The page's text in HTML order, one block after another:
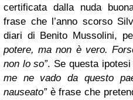
certificata dalla nuda
frase che l’anno scorso
diari di Benito Mussolini,
potere, ma non è vero.
non lo so”. Se questa
me ne vado da questo
nauseato” è frase che